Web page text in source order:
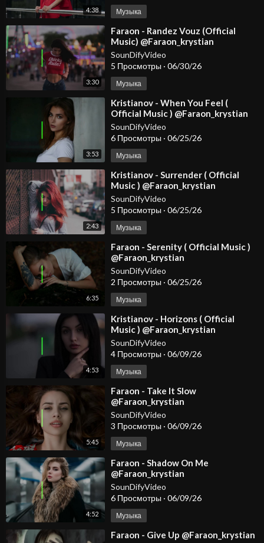
4:38 Музыка
3:30
⁣Faraon - Randez Vouz (Official
Music) @Faraon_krystian
SounDifyVideo
5 Просмотры · 06/30/26
Музыка
3:53
⁣Kristianov - When You Feel (
Official Music ) @Faraon_krystian
#dancemusic2026 #spotify #djmix
SounDifyVideo
6 Просмотры · 06/25/26
Музыка
2:43
⁣Kristianov - Surrender ( Official
Music ) @Faraon_krystian
#dancemusic2026 #spotify #djmix
SounDifyVideo
5 Просмотры · 06/25/26
Музыка
6:35
⁣Faraon - Serenity ( Official Music )
@Faraon_krystian
SounDifyVideo
2 Просмотры · 06/25/26
Музыка
4:53
⁣Kristianov - Horizons ( Official
Music ) @Faraon_krystian
SounDifyVideo
4 Просмотры · 06/09/26
Музыка
5:45
⁣Faraon - Take It Slow
@Faraon_krystian
SounDifyVideo
3 Просмотры · 06/09/26
Музыка
4:52
⁣Faraon - Shadow On Me
@Faraon_krystian
SounDifyVideo
6 Просмотры · 06/09/26
Музыка
⁣Faraon - Give Up @Faraon_krystian